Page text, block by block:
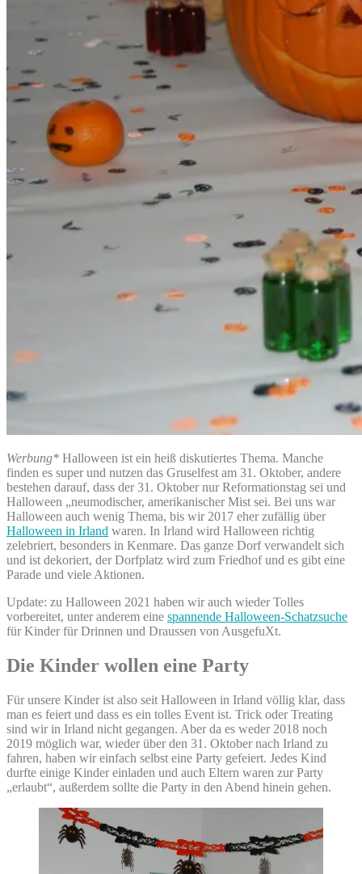
Werbung* Halloween ist ein heiß diskutiertes Thema. Manche
finden es super und nutzen das Gruselfest am 31. Oktober, andere
bestehen darauf, dass der 31. Oktober nur Reformationstag sei und
Halloween „neumodischer, amerikanischer Mist sei. Bei uns war
Halloween auch wenig Thema, bis wir 2017 eher zufällig über
Halloween in Irland waren. In Irland wird Halloween richtig
zelebriert, besonders in Kenmare. Das ganze Dorf verwandelt sich
und ist dekoriert, der Dorfplatz wird zum Friedhof und es gibt eine
Parade und viele Aktionen.
Update: zu Halloween 2021 haben wir auch wieder Tolles
vorbereitet, unter anderem eine spannende Halloween-Schatzsuche
für Kinder für Drinnen und Draussen von AusgefuXt.
Die Kinder wollen eine Party
Für unsere Kinder ist also seit Halloween in Irland völlig klar, dass
man es feiert und dass es ein tolles Event ist. Trick oder Treating
sind wir in Irland nicht gegangen. Aber da es weder 2018 noch
2019 möglich war, wieder über den 31. Oktober nach Irland zu
fahren, haben wir einfach selbst eine Party gefeiert. Jedes Kind
durfte einige Kinder einladen und auch Eltern waren zur Party
„erlaubt“, außerdem sollte die Party in den Abend hinein gehen.